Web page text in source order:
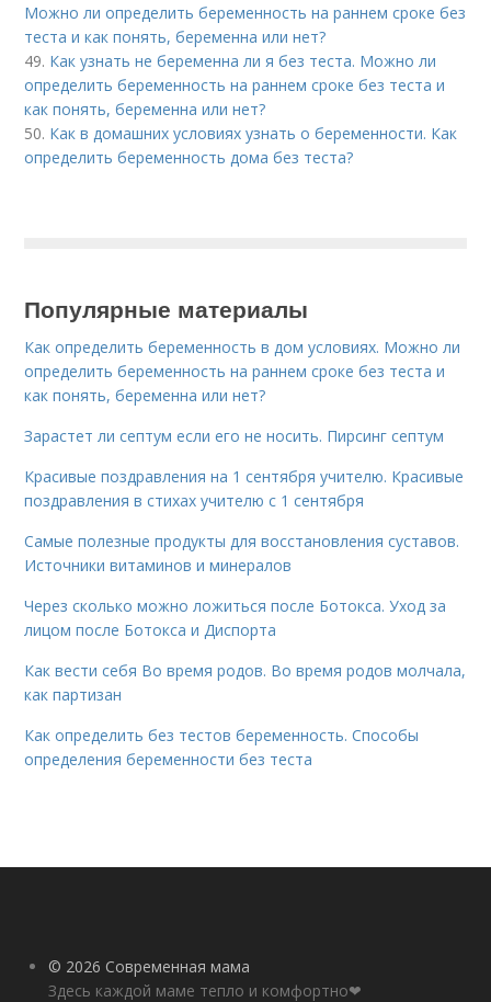
Можно ли определить беременность на раннем сроке без
теста и как понять, беременна или нет?
49. Как узнать не беременна ли я без теста. Можно ли
определить беременность на раннем сроке без теста и
как понять, беременна или нет?
50. Как в домашних условиях узнать о беременности. Как
определить беременность дома без теста?
Популярные материалы
Как определить беременность в дом условиях. Можно ли
определить беременность на раннем сроке без теста и
как понять, беременна или нет?
Зарастет ли септум если его не носить. Пирсинг септум
Красивые поздравления на 1 сентября учителю. Красивые
поздравления в стихах учителю с 1 сентября
Самые полезные продукты для восстановления суставов.
Источники витаминов и минералов
Через сколько можно ложиться после Ботокса. Уход за
лицом после Ботокса и Диспорта
Как вести себя Во время родов. Во время родов молчала,
как партизан
Как определить без тестов беременность. Способы
определения беременности без теста
© 2026 Современная мама
Здесь каждой маме тепло и комфортно❤